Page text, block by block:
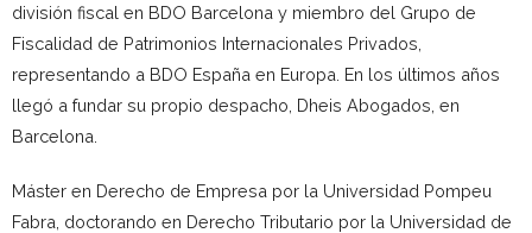
división fiscal en BDO Barcelona y miembro del Grupo de
Fiscalidad de Patrimonios Internacionales Privados,
representando a BDO España en Europa. En los últimos años
llegó a fundar su propio despacho, Dheis Abogados, en
Barcelona.
Máster en Derecho de Empresa por la Universidad Pompeu
Fabra, doctorando en Derecho Tributario por la Universidad de